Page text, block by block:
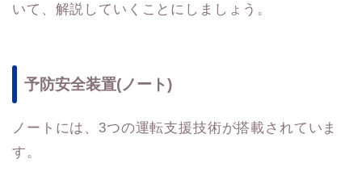
いて、解説していくことにしましょう。
予防安全装置(ノート)
ノートには、3つの運転支援技術が搭載されていま
す。